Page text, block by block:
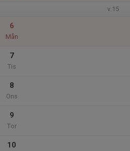
v.15
6
Mån
7
Tis
8
Ons
9
Tor
10